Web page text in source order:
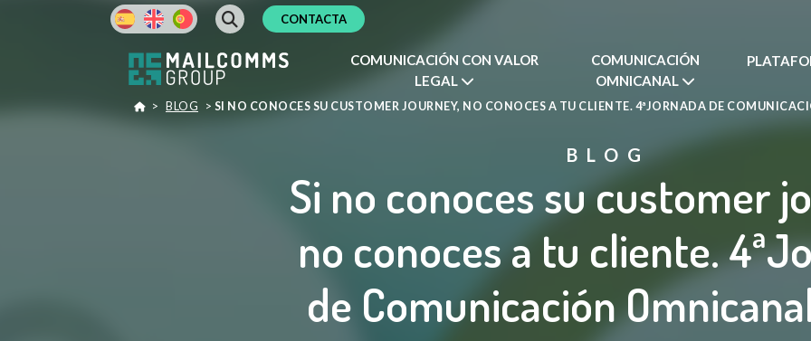
CONTACTA
COMUNICACIÓN CON VALOR
LEGAL
COMUNICACIÓN
OMNICANAL
> BLOG > SI NO CONOCES SU CUSTOMER JOURNEY, NO CONOCES A TU CLIENTE. 4ªJORNADA DE
BLOG
Si no conoces su customer
no conoces a tu cliente.
de Comunicación